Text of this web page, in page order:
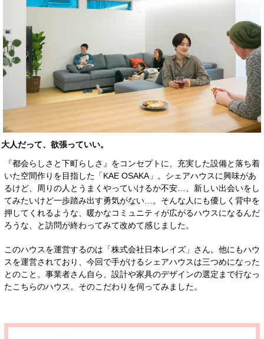
大人だって、欲張っていい。
『都会らしさと下町らしさ』をコンセプトに、充実した設備と落ち着
いた空間作りを目指した「KAE OSAKA」。シェアハウスに興味があ
るけど、周りの人とうまくやっていけるか不安…、新しい出会いをし
てみたいけど一歩踏み出す勇気がない…。そんな人にも優しく背中を
押してくれるような、暖かなコミュニティが広がるハウスになるんだ
ろうな、と訪問が終わってみて改めて感じました。
このハウスを運営するのは「株式会社日本レイズ」さん。他にもハウ
スを運営されており、今回で手がけるシェアハウスは三つめになった
とのこと。事業者さん自ら、設計や家具のデザインの選定まで行なっ
たこちらのハウス。そのこだわりを伺ってみました。